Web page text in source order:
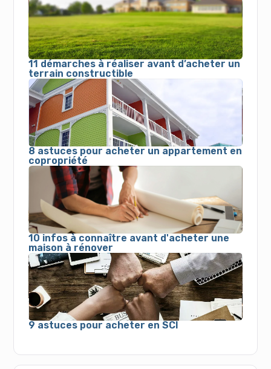
11 démarches à réaliser avant d’acheter un
terrain constructible
8 astuces pour acheter un appartement en
copropriété
10 infos à connaître avant d'acheter une
maison à rénover
9 astuces pour acheter en SCI